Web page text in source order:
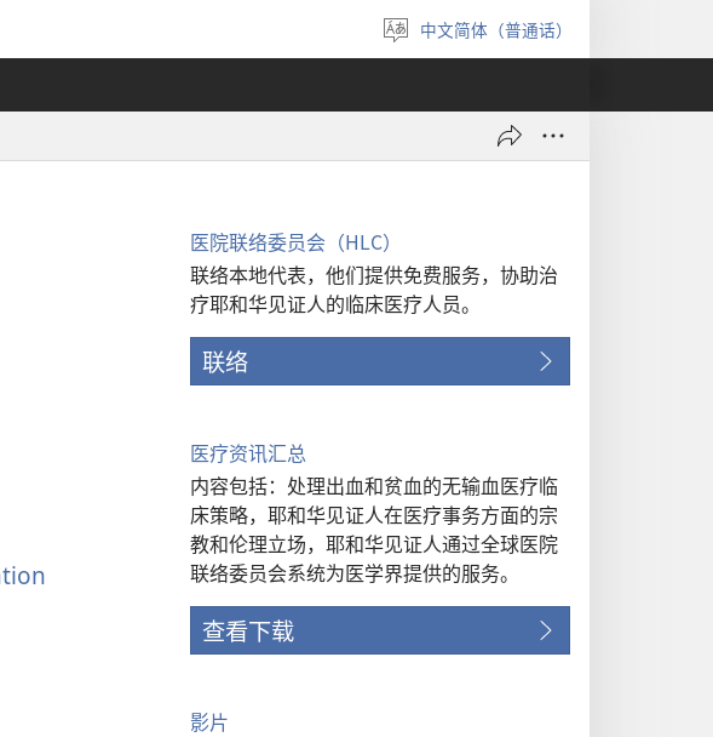
选
择
言
中文简体（普通话）
医院联络委员会（HLC）
联络本地代表，他们提供免费服务，协助治
疗耶和华见证人的临床医疗人员。
联络
医疗资讯汇总
内容包括：处理出血和贫血的无输血医疗临
床策略，耶和华见证人在医疗事务方面的宗
教和伦理立场，耶和华见证人通过全球医院
联络委员会系统为医学界提供的服务。
查看下载
影片